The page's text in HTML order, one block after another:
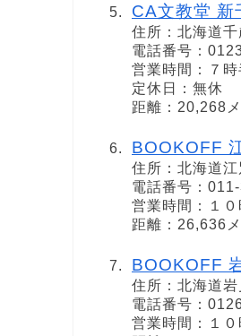
CA文教堂 新
住所：北海道
電話番号：
営業時間：７
定休日：無休
距離：20,268
BOOKOFF
住所：北海道
電話番号：
営業時間：１
距離：26,636
BOOKOFF
住所：北海道
電話番号：
営業時間：１